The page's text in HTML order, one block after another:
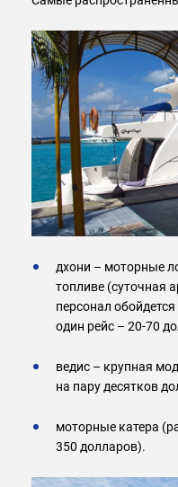
дхони – моторные
топливе (суточная
персонал
один рейс – 20-70
ведис – крупная
на пару десятков
моторные катера
350 долларов).